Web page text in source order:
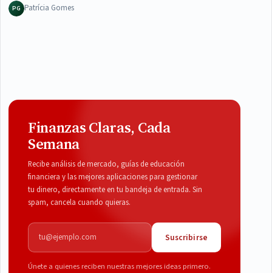
PG Patrícia Gomes
Finanzas Claras, Cada
Semana
Recibe análisis de mercado, guías de educación
financiera y las mejores aplicaciones para gestionar
tu dinero, directamente en tu bandeja de entrada. Sin
spam, cancela cuando quieras.
Correo electrónico
Suscribirse
Únete a quienes reciben nuestras mejores ideas primero.